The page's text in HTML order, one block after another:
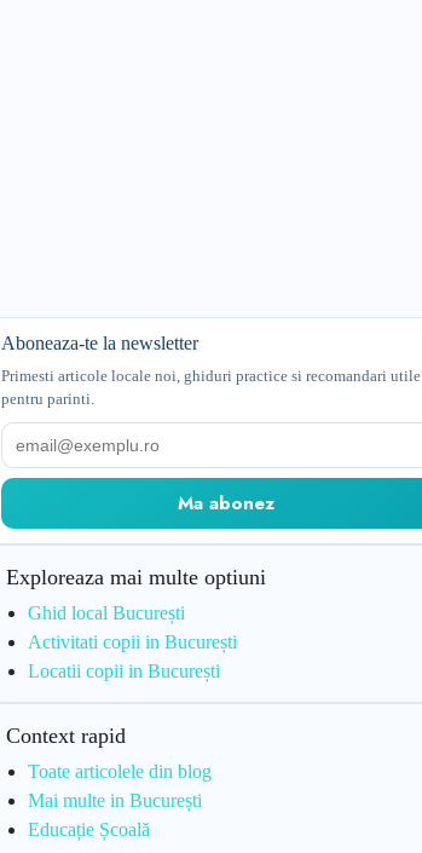
Aboneaza-te la newsletter
Primesti articole locale noi, ghiduri practice si recomandari utile
pentru parinti.
Email
Ma abonez
Exploreaza mai multe optiuni
Ghid local București
Activitati copii in București
Locatii copii in București
Context rapid
Toate articolele din blog
Mai multe in București
Educație Școală